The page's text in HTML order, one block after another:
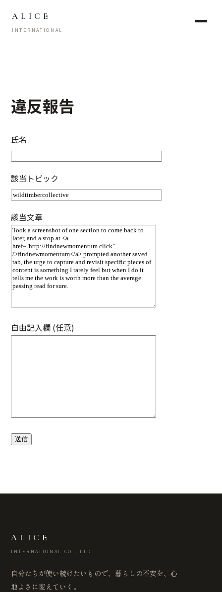
ALICE
INTERNATIONAL
違反報告
氏名
該当トピック
該当文章
自由記入欄 (任意)
ALICE
INTERNATIONAL CO., LTD
自分たちが使い続けたいもので、暮らしの不安を、心
地よさに変えていく。